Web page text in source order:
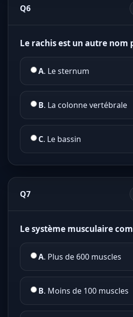
Q6
Le rachis est un autre nom
A. Le sternum
B. La colonne vertébrale
C. Le bassin
Q7
Le système musculaire
A. Plus de 600 muscles
B. Moins de 100 muscles